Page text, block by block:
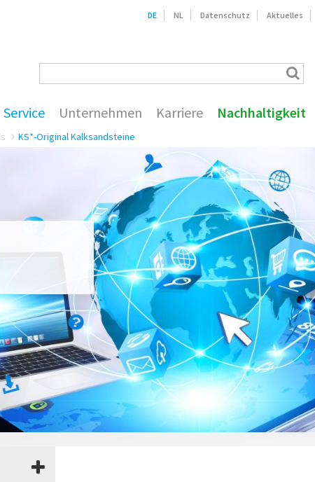
DE NL Datenschutz Aktuelles
Service Unternehmen Karriere Nachhaltigkeit
KS*-Original Kalksandsteine